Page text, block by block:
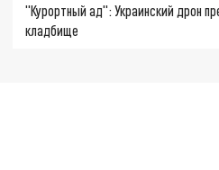
"Курортный ад": Украинский дрон
кладбище